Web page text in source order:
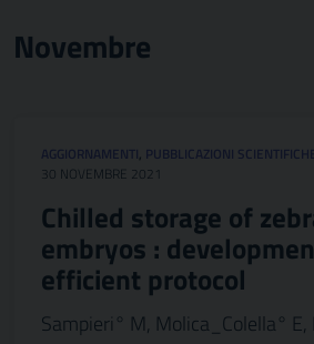
Novembre
AGGIORNAMENTI, PUBBLICAZIONI
30 NOVEMBRE 2021
Chilled storage of
embryos :
efficient protocol
Sampieri° M, Molica_Colella°